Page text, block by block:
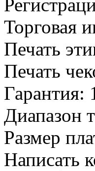
Торговая
Печать
Печать
Гарантия:
Диапазон
Размер
Написать